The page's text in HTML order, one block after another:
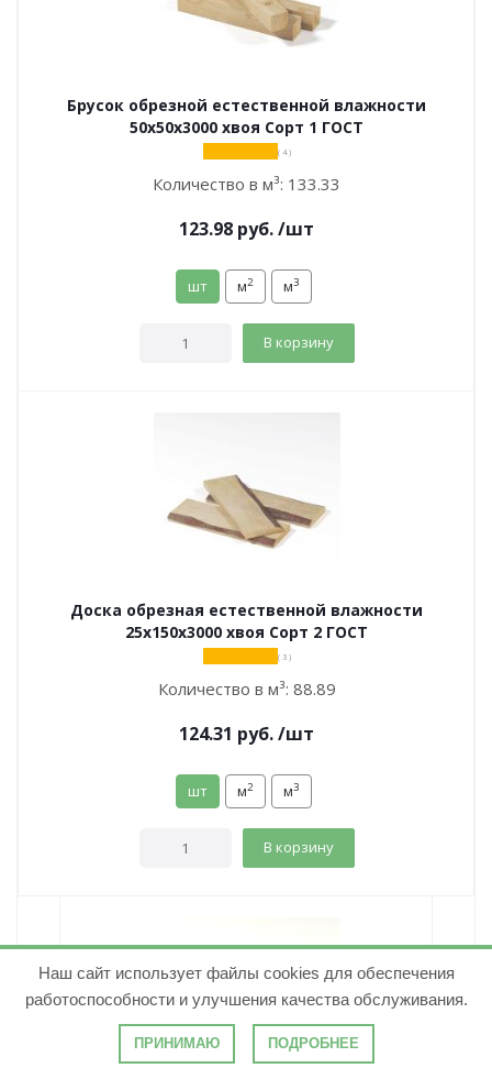
Брусок обрезной естественной влажности
50х50х3000 хвоя Сорт 1 ГОСТ
( 4 )
Количество в м³: 133.33
123.98 руб./шт
шт м2 м3
В корзину
Доска обрезная естественной влажности
25х150х3000 хвоя Сорт 2 ГОСТ
( 3 )
Количество в м³: 88.89
124.31 руб./шт
шт м2 м3
В корзину
Наш сайт использует файлы cookies для обеспечения
работоспособности и улучшения качества обслуживания.
ПРИНИМАЮ ПОДРОБНЕЕ